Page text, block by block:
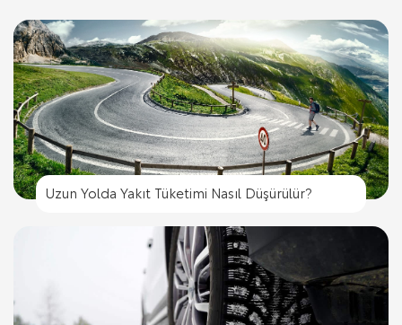
Uzun Yolda Yakıt Tüketimi Nasıl Düşürülür?